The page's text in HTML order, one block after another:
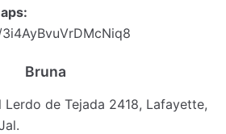
Bruna
Lerdo de Tejada 2418, Lafayette,